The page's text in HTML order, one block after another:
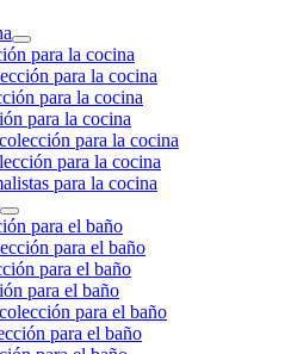
para la cocina
para la cocina
para la cocina
para la cocina
para la cocina
para la cocina
para la cocina
para el baño
para el baño
para el baño
para el baño
para el baño
para el baño